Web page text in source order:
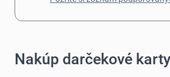
Nakúp darčekové